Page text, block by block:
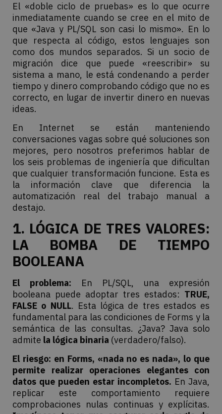
El «doble ciclo de pruebas» es lo que ocurre
inmediatamente cuando se cree en el mito de
que «Java y PL/SQL son casi lo mismo». En lo
que respecta al código, estos lenguajes son
como dos mundos separados. Si un socio de
migración dice que puede «reescribir» su
sistema a mano, le está condenando a perder
tiempo y dinero comprobando código que no es
correcto, en lugar de invertir dinero en nuevas
ideas.
En Internet se están manteniendo
conversaciones vagas sobre qué soluciones son
mejores, pero nosotros preferimos hablar de
los seis problemas de ingeniería que dificultan
que cualquier transformación funcione. Esta es
la información clave que diferencia la
automatización real del trabajo manual a
destajo.
1. LÓGICA DE TRES VALORES:
LA BOMBA DE TIEMPO
BOOLEANA
El problema: En PL/SQL, una expresión
booleana puede adoptar tres estados: TRUE,
FALSE o NULL. Esta lógica de tres estados es
fundamental para las condiciones de Forms y la
semántica de las consultas. ¿Java? Java solo
admite la lógica binaria (verdadero/falso).
El riesgo: en Forms, «nada no es nada», lo que
permite realizar operaciones elegantes con
datos que pueden estar incompletos. En Java,
replicar este comportamiento requiere
comprobaciones nulas continuas y explícitas.